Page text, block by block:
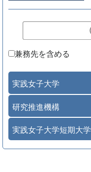
兼務先を含める
実践女子大学
研究推進機構
実践女子大学短期大